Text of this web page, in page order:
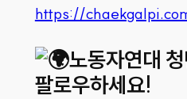
https://
노동자연대
팔로우하세요!